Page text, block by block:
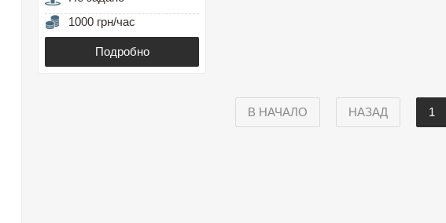
1000 грн/час
Подробно
В НАЧАЛО НАЗАД 1